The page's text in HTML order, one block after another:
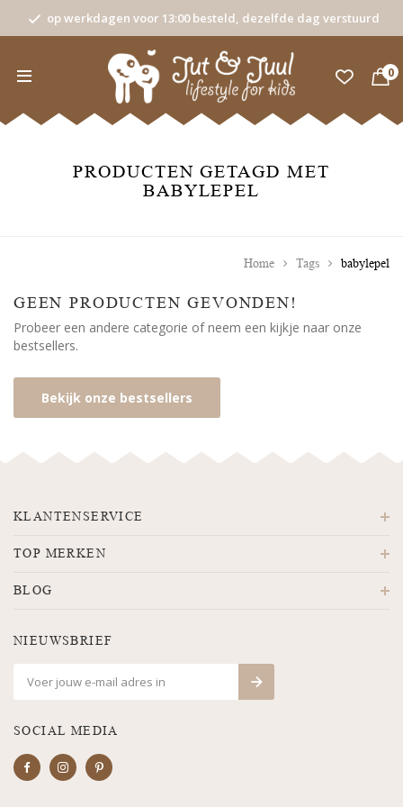
op werkdagen voor 13:00 besteld, dezelfde dag verstuurd
0
PRODUCTEN GETAGD MET
BABYLEPEL
Home Tags babylepel
GEEN PRODUCTEN GEVONDEN!
Probeer een andere categorie of neem een kijkje naar onze
bestsellers.
Bekijk onze bestsellers
KLANTENSERVICE
TOP MERKEN
BLOG
NIEUWSBRIEF
SOCIAL MEDIA